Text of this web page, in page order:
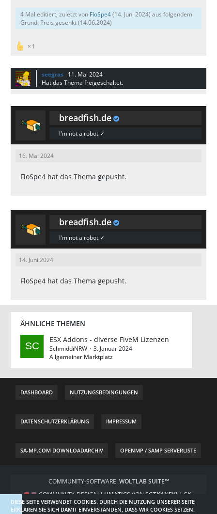
4 Mal editiert, zuletzt von FloSpe4(14. Juni 2024) aus folgendem
Grund: Preis gesenkt (14.06.2024)
1
seegras 11. Mai 2024
Hat das Thema freigeschaltet.
breadfish.de
I'm not a robot ✓
16. Mai 2024
FloSpe4 hat das Thema gepusht.
breadfish.de
I'm not a robot ✓
14. Juni 2024
FloSpe4 hat das Thema gepusht.
ÄHNLICHE THEMEN
ESX Addons - diverse FiveM Lizenzen
SchmiddiNRW
3. Januar 2024
Allgemeiner Marktplatz
DASHBOARD NUTZUNGSBEDINGUNGEN
DATENSCHUTZERKLÄRUNG IMPRESSUM
SA-MP.COM DOWNLOADARCHIV OPENMP / SAMP SERVERLISTE
COMMUNITY-SOFTWARE:WOLTLAB SUITE™
COMMUNITY-DESIGN: LUMATICS VON SGTKANEKI | SK-
DESIGNZ.DE
DIESE SEITE VERWENDET COOKIES. DURCH DIE NUTZUNG UNSERER SEITE
ERKLÄREN SIE SICH DAMIT EINVERSTANDEN, DASS WIR COOKIES SETZEN.